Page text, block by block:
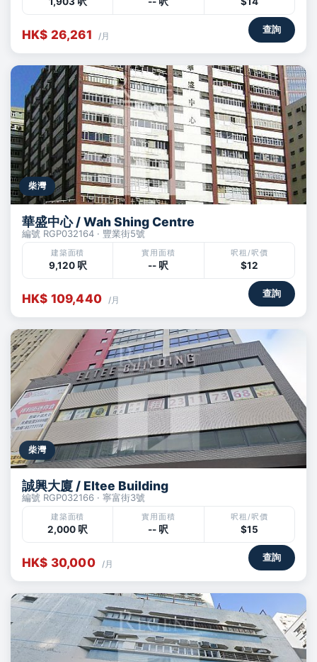
HK$ 26,261 /月
查詢
柴灣
華盛中心 / Wah Shing Centre
編號 RGP032164 · 豐業街5號
建築面積
9,120 呎
實用面積
-- 呎
呎租/呎價
$12
HK$ 109,440 /月
查詢
柴灣
誠興大廈 / Eltee Building
編號 RGP032166 · 寧富街3號
建築面積
2,000 呎
實用面積
-- 呎
呎租/呎價
$15
HK$ 30,000 /月
查詢